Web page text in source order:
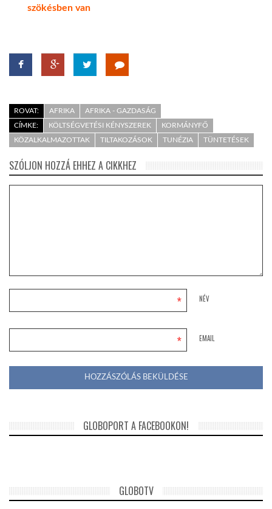
szökésben van
ROVAT: AFRIKA
AFRIKA - GAZDASÁG
CÍMKE:
KÖLTSÉGVETÉSI KÉNYSZEREK
KORMÁNYFŐ
KÖZALKALMAZOTTAK
TILTAKOZÁSOK TUNÉZIA TÜNTETÉSEK
SZÓLJON HOZZÁ EHHEZ A CIKKHEZ
NÉV
*
EMAIL
*
GLOBOPORT A FACEBOOKON!
GLOBOTV